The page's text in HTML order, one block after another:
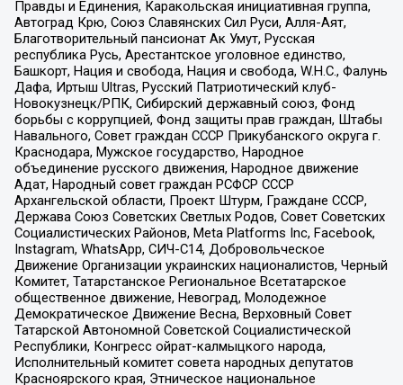
Правды и Единения, Каракольская инициативная группа,
Автоград Крю, Союз Славянских Сил Руси, Алля-Аят,
Благотворительный пансионат Ак Умут, Русская
республика Русь, Арестантское уголовное единство,
Башкорт, Нация и свобода, Нация и свобода, W.H.С., Фалунь
Дафа, Иртыш Ultras, Русский Патриотический клуб-
Новокузнецк/РПК, Сибирский державный союз, Фонд
борьбы с коррупцией, Фонд защиты прав граждан, Штабы
Навального, Совет граждан СССР Прикубанского округа г.
Краснодара, Мужское государство, Народное
объединение русского движения, Народное движение
Адат, Народный совет граждан РСФСР СССР
Архангельской области, Проект Штурм, Граждане СССР,
Держава Союз Советских Светлых Родов, Совет Советских
Социалистических Районов, Meta Platforms Inc, Facebook,
Instagram, WhatsApp, СИЧ-С14, Добровольческое
Движение Организации украинских националистов, Черный
Комитет, Татарстанское Региональное Всетатарское
общественное движение, Невоград, Молодежное
Демократическое Движение Весна, Верховный Совет
Татарской Автономной Советской Социалистической
Республики, Конгресс ойрат-калмыцкого народа,
Исполнительный комитет совета народных депутатов
Красноярского края, Этническое национальное